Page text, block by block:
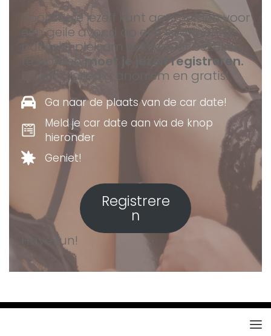
Voordat je jezelf kunt aanmelden voor
een geile avond op een spannende
publieke plek om te kijken of bekeken
te wordenmoet je jezelf registreren.
Dit kan volledig anoniem en gratis!
Ga naar de plaats van de car date!
Meld je car date aan via de knop
hieronder
Geniet!
Registrere
n
Have fun!